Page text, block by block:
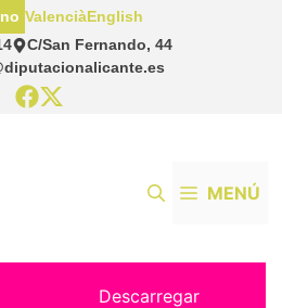
C/San Fernando, 44
ValenciàEnglish
MENÚ
Descarregar